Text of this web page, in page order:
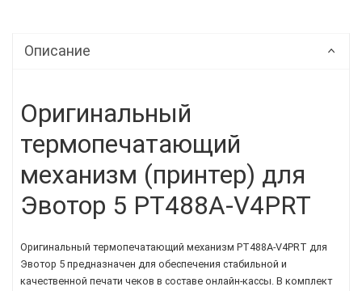
Описание
Оригинальный
термопечатающий
механизм (принтер) для
Эвотор 5 PT488A-V4PRT
Оригинальный термопечатающий механизм PT488A-V4PRT для
Эвотор 5 предназначен для обеспечения стабильной и
качественной печати чеков в составе онлайн-кассы. В комплект